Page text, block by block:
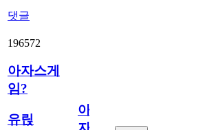
댓글
196572
아자스게
임?
유릱
아